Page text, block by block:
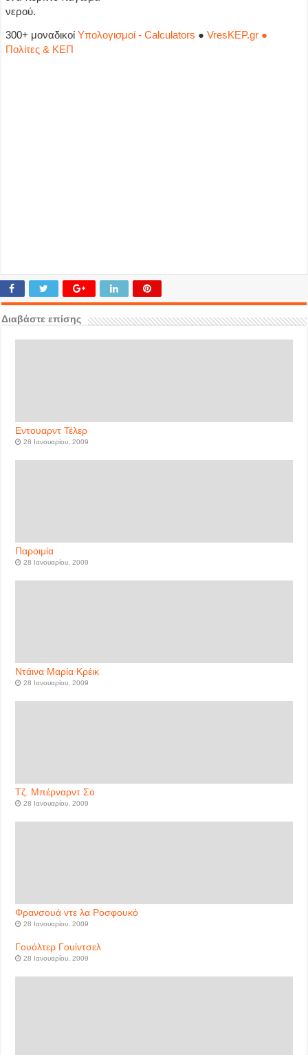
νερού.
300+ μοναδικοίΥπολογισμοί - Calculators ●VresKEP.gr ●
Πολίτες & ΚΕΠ
Διαβάστε επίσης
Εντουαρντ Τέλερ
28 Ιανουαρίου, 2009
Παροιμία
28 Ιανουαρίου, 2009
Ντάινα Μαρία Κρέικ
28 Ιανουαρίου, 2009
Τζ. Μπέρναρντ Σο
28 Ιανουαρίου, 2009
Φρανσουά ντε λα Ροσφουκό
28 Ιανουαρίου, 2009
Γουόλτερ Γουίντσελ
28 Ιανουαρίου, 2009